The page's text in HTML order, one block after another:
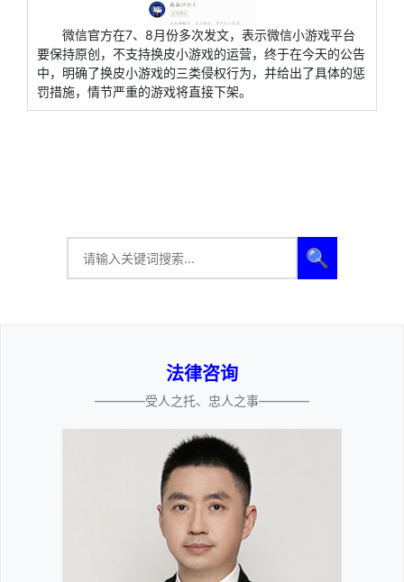
微信官方在7、8月份多次发文，表示微信小游戏平台
要保持原创，不支持换皮小游戏的运营，终于在今天的公告
中，明确了换皮小游戏的三类侵权行为，并给出了具体的惩
罚措施，情节严重的游戏将直接下架。
🔍
法律咨询
————受人之托、忠人之事————